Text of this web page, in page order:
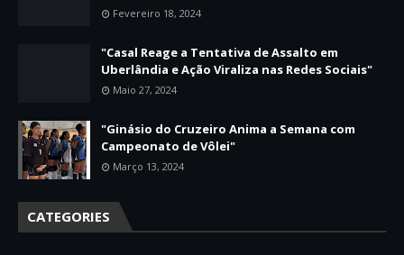
Fevereiro 18, 2024
"Casal Reage a Tentativa de Assalto em
Uberlândia e Ação Viraliza nas Redes Sociais"
Maio 27, 2024
"Ginásio do Cruzeiro Anima a Semana com
Campeonato de Vôlei"
Março 13, 2024
CATEGORIES